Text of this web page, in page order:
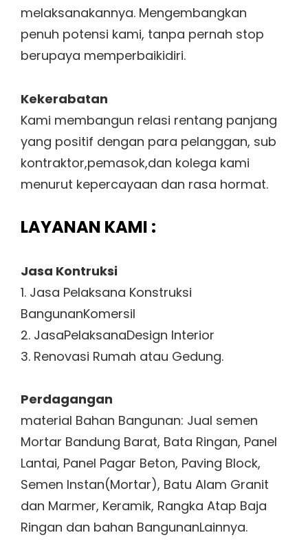
melaksanakannya. Mengembangkan
penuh potensi kami, tanpa pernah stop
berupaya memperbaikidiri.
Kekerabatan
Kami membangun relasi rentang panjang
yang positif dengan para pelanggan, sub
kontraktor,pemasok,dan kolega kami
menurut kepercayaan dan rasa hormat.
LAYANAN KAMI :
Jasa Kontruksi
1. Jasa Pelaksana Konstruksi
BangunanKomersil
2. JasaPelaksanaDesign Interior
3. Renovasi Rumah atau Gedung.
Perdagangan
material Bahan Bangunan: Jual semen
Mortar Bandung Barat, Bata Ringan, Panel
Lantai, Panel Pagar Beton, Paving Block,
Semen Instan(Mortar), Batu Alam Granit
dan Marmer, Keramik, Rangka Atap Baja
Ringan dan bahan BangunanLainnya.